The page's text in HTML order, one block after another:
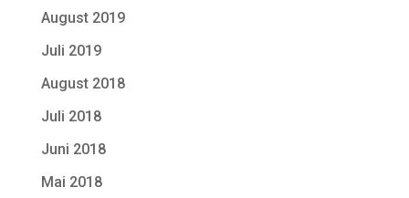
August 2019
Juli 2019
August 2018
Juli 2018
Juni 2018
Mai 2018